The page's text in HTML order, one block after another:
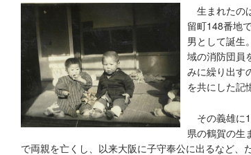
生まれたの
留町148番地
男として誕生
域の消防団員
みに繰り出す
を共にした記
その義雄に
県の鶴賀の生
で両親を亡くし、以来大阪に子守奉公に出るなど、